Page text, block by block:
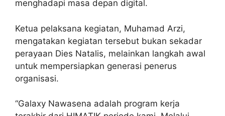
menghadapi masa depan digital.
Ketua pelaksana kegiatan, Muhamad Arzi,
mengatakan kegiatan tersebut bukan sekadar
perayaan Dies Natalis, melainkan langkah awal
untuk mempersiapkan generasi penerus
organisasi.
“Galaxy Nawasena adalah program kerja